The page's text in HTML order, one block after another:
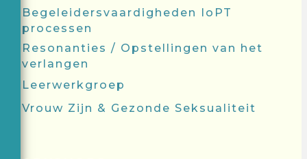
Begeleidersvaardigheden IoPT
processen
Resonanties / Opstellingen van het
verlangen
Leerwerkgroep
Vrouw Zijn & Gezonde Seksualiteit